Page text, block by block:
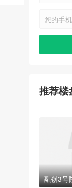
推荐楼
融创3号